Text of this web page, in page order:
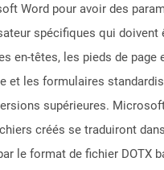
Word pour avoir des
spécifiques qui
en-têtes, les pieds de
les formulaires
supérieures.
créés se traduiront
le format de fichier DOTX